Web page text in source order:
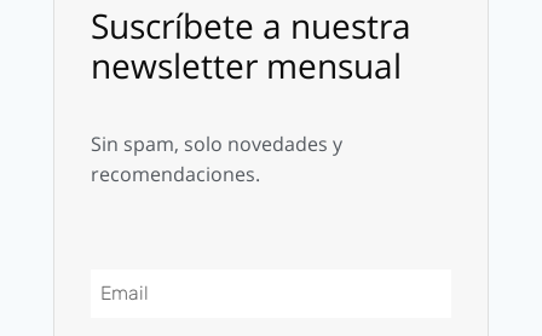
Suscríbete a nuestra
newsletter mensual
Sin spam, solo novedades y
recomendaciones.